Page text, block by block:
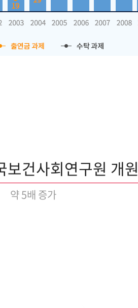
건사회연구원 개원
약 5배 증가